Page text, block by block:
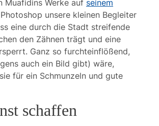
Muafidins Werke auf seinem
unsere kleinen Begleiter
eine durch die Stadt streifende
den Zähnen trägt und eine
Ganz so furchteinflößend,
auch ein Bild gibt) wäre,
für ein Schmunzeln und gute
schaffen